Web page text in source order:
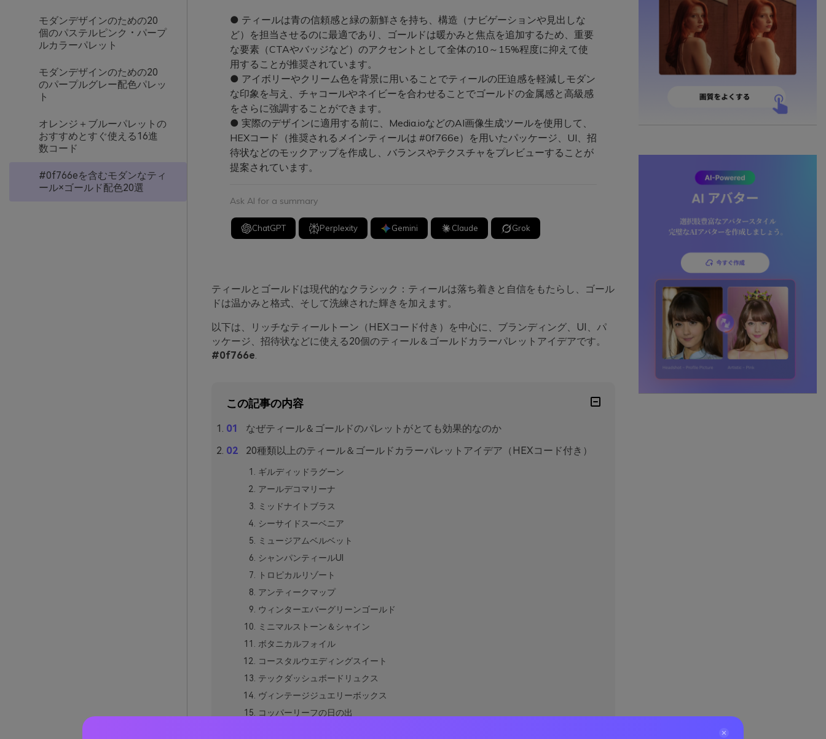
モダンデザインのための20
個のパステルピンク・パープ
ルカラーパレット
モダンデザインのための20
のパープルグレー配色パレッ
ト
オレンジ＋ブルーパレットの
おすすめとすぐ使える16進
数コード
#0f766eを含むモダンなティ
ール×ゴールド配色20選
● ティールは青の信頼感と緑の新鮮さを持ち、構造（ナビゲーションや見出しな
ど）を担当させるのに最適であり、ゴールドは暖かみと焦点を追加するため、重要
な要素（CTAやバッジなど）のアクセントとして全体の10～15%程度に抑えて使
用することが推奨されています。
● アイボリーやクリーム色を背景に用いることでティールの圧迫感を軽減しモダン
な印象を与え、チャコールやネイビーを合わせることでゴールドの金属感と高級感
をさらに強調することができます。
● 実際のデザインに適用する前に、Media.ioなどのAI画像生成ツールを使用して、
HEXコード（推奨されるメインティールは #0f766e）を用いたパッケージ、UI、招
待状などのモックアップを作成し、バランスやテクスチャをプレビューすることが
提案されています。
Ask AI for a summary
ChatGPT Perplexity Gemini Claude Grok
ティールとゴールドは現代的なクラシック：ティールは落ち着きと自信をもたらし、ゴール
ドは温かみと格式、そして洗練された輝きを加えます。
以下は、リッチなティールトーン（HEXコード付き）を中心に、ブランディング、UI、パ
ッケージ、招待状などに使える20個のティール＆ゴールドカラーパレットアイデアです。
#0f766e.
この記事の内容
なぜティール＆ゴールドのパレットがとても効果的なのか
20種類以上のティール＆ゴールドカラーパレットアイデア（HEXコード付き）
ギルディッドラグーン
アールデコマリーナ
ミッドナイトブラス
シーサイドスーベニア
ミュージアムベルベット
シャンパンティールUI
トロピカルリゾート
アンティークマップ
ウィンターエバーグリーンゴールド
ミニマルストーン＆シャイン
ボタニカルフォイル
コースタルウエディングスイート
テックダッシュボードリュクス
ヴィンテージジュエリーボックス
コッパーリーフの日の出